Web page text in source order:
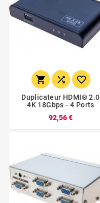
  
Duplicateur HDMI® 2.0
4K 18Gbps - 4 Ports
92,56 €